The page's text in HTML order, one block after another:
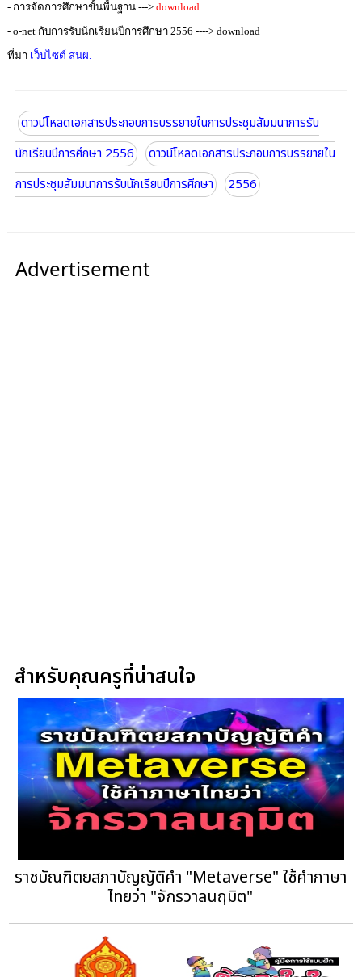
- การจัดการศึกษาขั้นพื้นฐาน ---> download
- o-net กับการรับนักเรียนปีการศึกษา 2556 ----> download
ที่มา เว็บไซต์ สนผ.
ดาวน์โหลดเอกสารประกอบการบรรยายในการประชุมสัมมนาการรับ
นักเรียนปีการศึกษา 2556
ดาวน์โหลดเอกสารประกอบการบรรยายใน
การประชุมสัมมนาการรับนักเรียนปีการศึกษา
2556
Advertisement
สำหรับคุณครูที่น่าสนใจ
ราชบัณฑิตยสภาบัญญัติคำ "Metaverse" ใช้คำภาษา
ไทยว่า "จักรวาลนฤมิต"